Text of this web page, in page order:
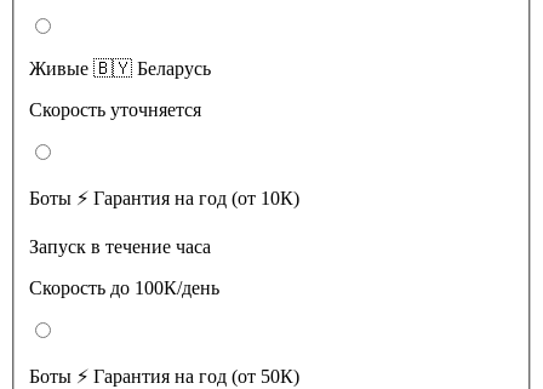
Живые 🇧🇾 Беларусь
Скорость уточняется
Боты ⚡️ Гарантия на год (от 10К)
Запуск в течение часа
Скорость до 100К/день
Боты ⚡️ Гарантия на год (от 50К)